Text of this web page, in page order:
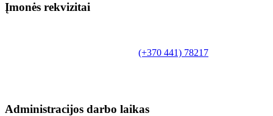
Įmonės rekvizitai
(+370 441) 78217
Administracijos darbo laikas